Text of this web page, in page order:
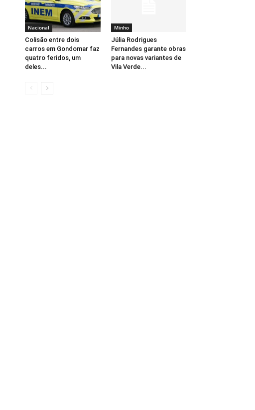
Nacional
Colisão entre dois
carros em Gondomar faz
quatro feridos, um
deles...
Minho
Júlia Rodrigues
Fernandes garante obras
para novas variantes de
Vila Verde...